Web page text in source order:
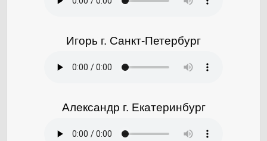
Игорь г. Санкт-Петербург
Александр г. Екатеринбург